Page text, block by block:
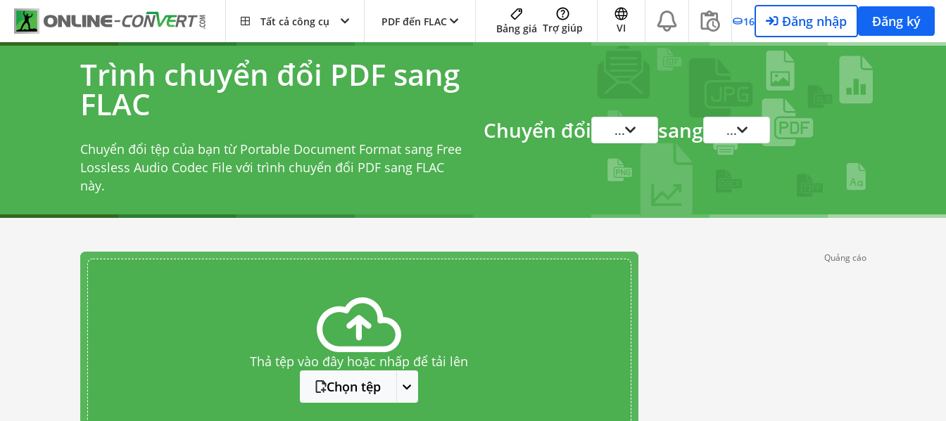
Tất cả công cụ PDF đến FLAC
Bảng giá Trợ giúp VI 16 Đăng nhập Đăng ký
Trình chuyển đổi PDF sang
FLAC
Chuyển đổi tệp của bạn từ Portable Document Format sang Free
Lossless Audio Codec File với trình chuyển đổi PDF sang FLAC
này.
Chuyển đổi ... sang ...
Thả tệp vào đây hoặc nhấp để tải lên
Chọn tệp
Quảng cáo